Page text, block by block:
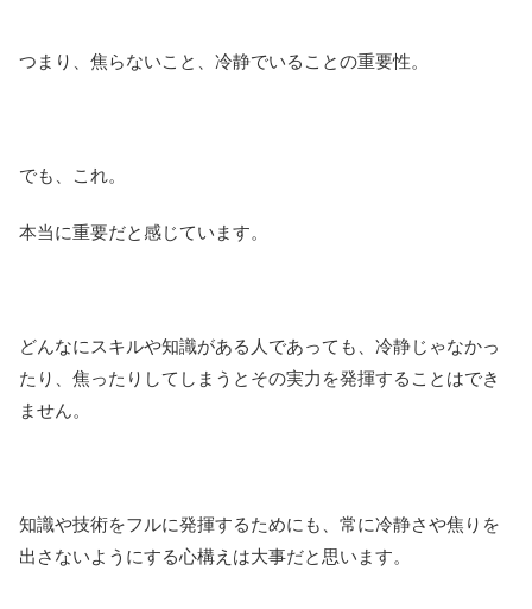
つまり、焦らないこと、冷静でいることの重要性。
でも、これ。
本当に重要だと感じています。
どんなにスキルや知識がある人であっても、冷静じゃなかっ
たり、焦ったりしてしまうとその実力を発揮することはでき
ません。
知識や技術をフルに発揮するためにも、常に冷静さや焦りを
出さないようにする心構えは大事だと思います。